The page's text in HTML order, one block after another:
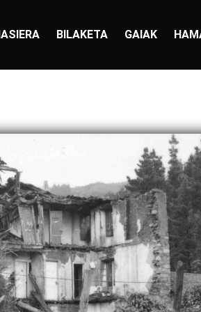
BILAKETA GAIAK